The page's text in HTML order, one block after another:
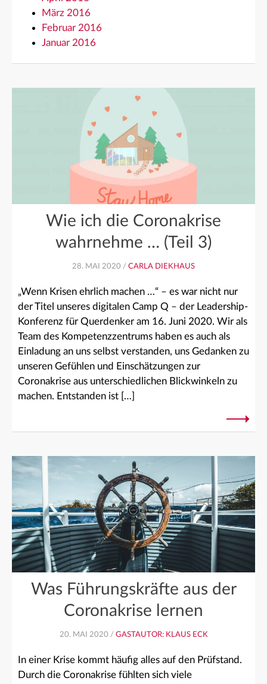
März 2016
Februar 2016
Januar 2016
Wie ich die Coronakrise
wahrnehme … (Teil 3)
28. MAI 2020 / CARLA DIEKHAUS
„Wenn Krisen ehrlich machen …“ – es war nicht nur
der Titel unseres digitalen Camp Q – der Leadership-
Konferenz für Querdenker am 16. Juni 2020. Wir als
Team des Kompetenzzentrums haben es auch als
Einladung an uns selbst verstanden, uns Gedanken zu
unseren Gefühlen und Einschätzungen zur
Coronakrise aus unterschiedlichen Blickwinkeln zu
machen. Entstanden ist […]
Was Führungskräfte aus der
Coronakrise lernen
20. MAI 2020 / GASTAUTOR: KLAUS ECK
In einer Krise kommt häufig alles auf den Prüfstand.
Durch die Coronakrise fühlten sich viele